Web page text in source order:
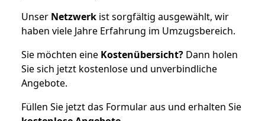
Unser Netzwerk ist sorgfältig ausgewählt, wir
haben viele Jahre Erfahrung im Umzugsbereich.
Sie möchten eine Kostenübersicht? Dann holen
Sie sich jetzt kostenlose und unverbindliche
Angebote.
Füllen Sie jetzt das Formular aus und erhalten Sie